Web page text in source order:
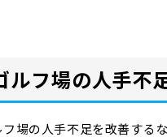
ルフ場の人手不
フ場の人手不足を改善する